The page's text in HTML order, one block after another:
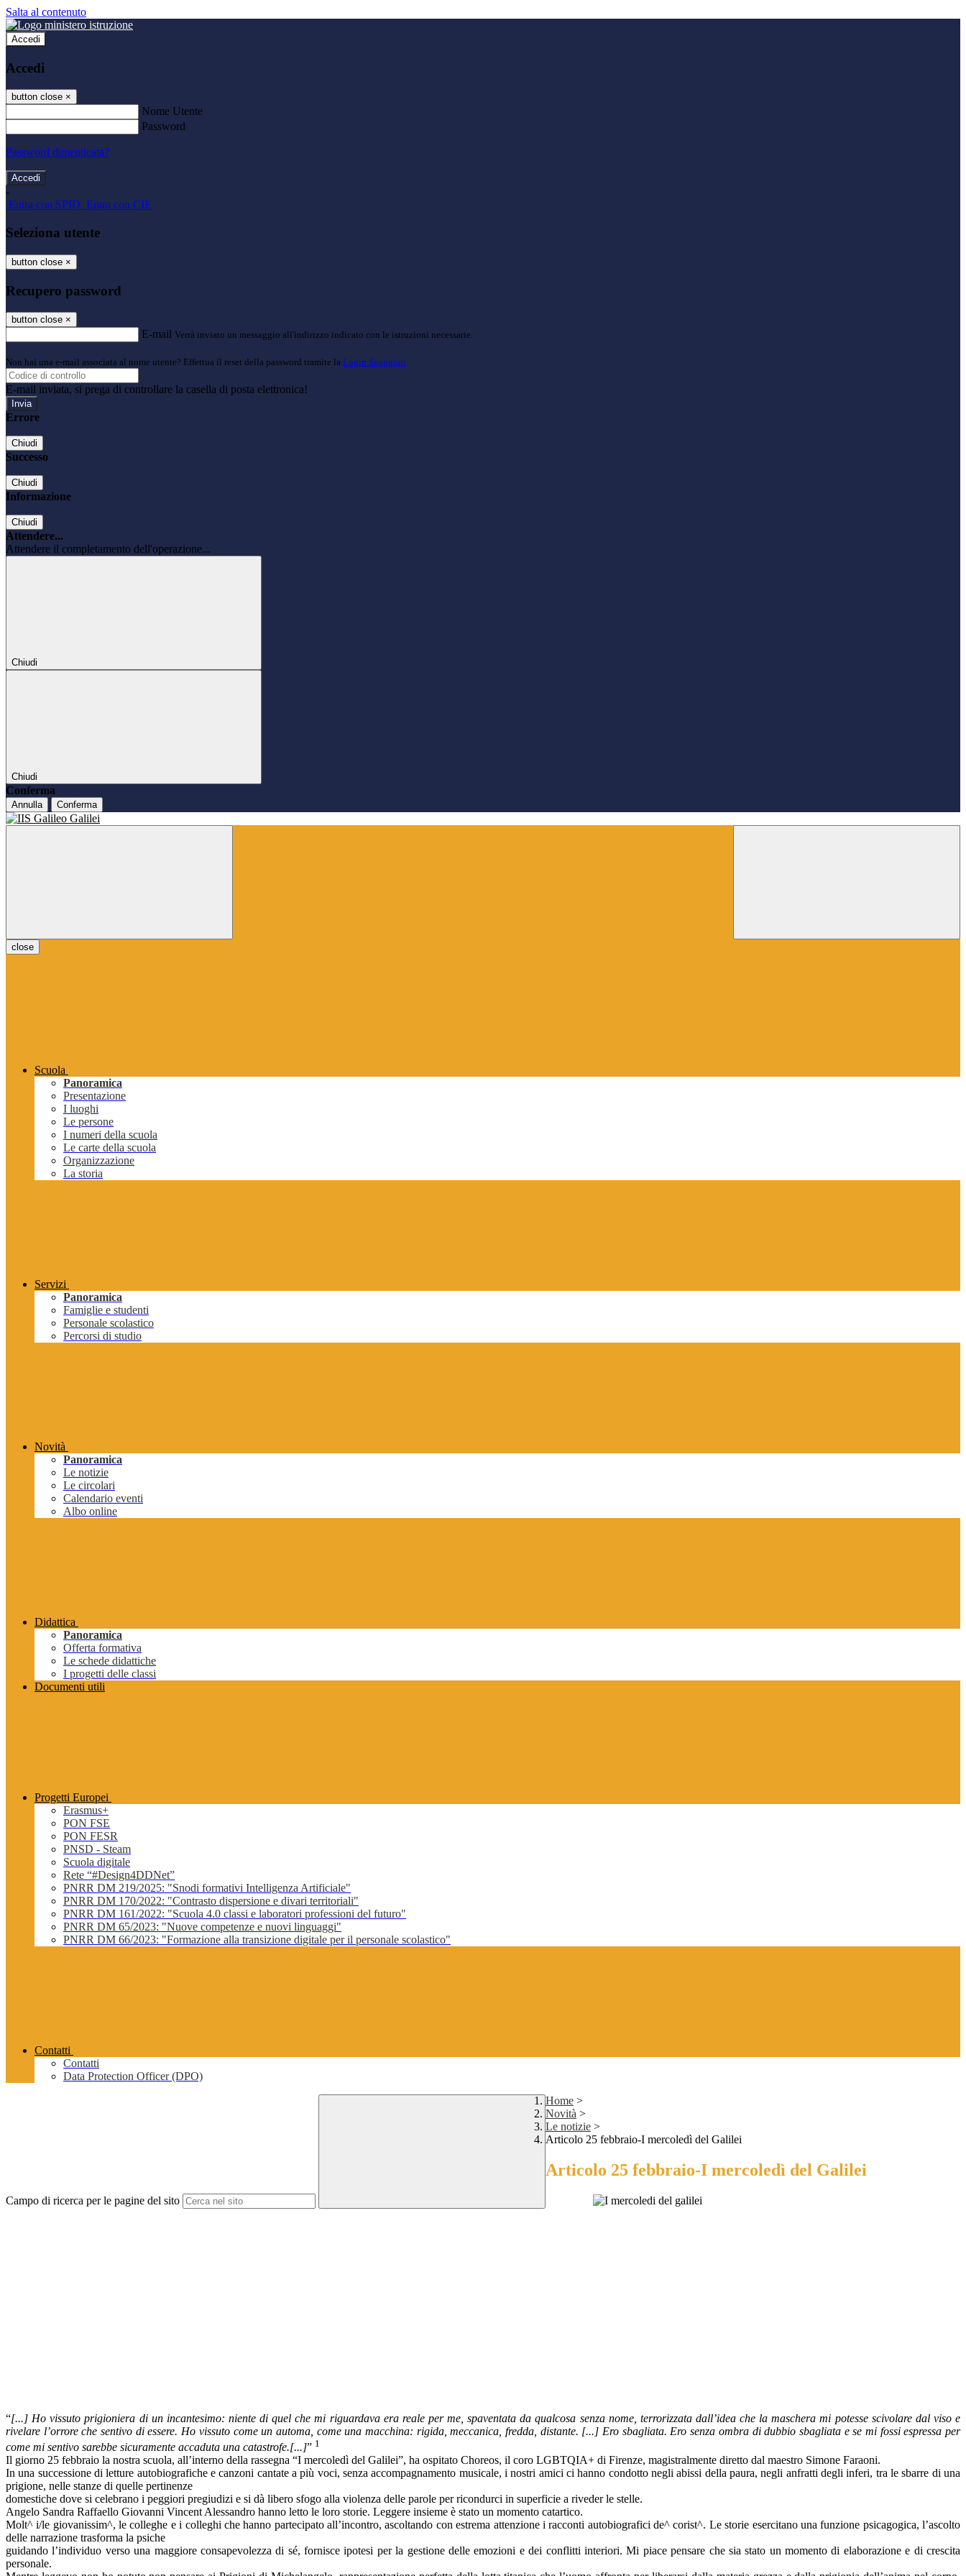
Salta al contenuto
Accedi
Accedi
button close ×
Nome Utente
Password
Password dimenticata?
-
Entra con SPID Entra con CIE
Seleziona utente
button close ×
Recupero password
button close ×
E-mail Verrà inviato un messaggio all'indirizzo indicato con le istruzioni necessarie.
Non hai una e-mail associata al nome utente? Effettua il reset della password tramite la Login Spaggiari
E-mail inviata, si prega di controllare la casella di posta elettronica!
Errore
Chiudi
Successo
Chiudi
Informazione
Chiudi
Attendere...
Attendere il completamento dell'operazione...
Chiudi
Chiudi
Conferma
Annulla Conferma
close
Scuola
Panoramica
Presentazione
I luoghi
Le persone
I numeri della scuola
Le carte della scuola
Organizzazione
La storia
Servizi
Panoramica
Famiglie e studenti
Personale scolastico
Percorsi di studio
Novità
Panoramica
Le notizie
Le circolari
Calendario eventi
Albo online
Didattica
Panoramica
Offerta formativa
Le schede didattiche
I progetti delle classi
Documenti utili
Progetti Europei
Erasmus+
PON FSE
PON FESR
PNSD - Steam
Scuola digitale
Rete “#Design4DDNet”
PNRR DM 219/2025: "Snodi formativi Intelligenza Artificiale"
PNRR DM 170/2022: "Contrasto dispersione e divari territoriali"
PNRR DM 161/2022: "Scuola 4.0 classi e laboratori professioni del futuro"
PNRR DM 65/2023: "Nuove competenze e nuovi linguaggi"
PNRR DM 66/2023: "Formazione alla transizione digitale per il personale scolastico"
Contatti
Contatti
Data Protection Officer (DPO)
Campo di ricerca per le pagine del sito
Home >
Novità >
Le notizie >
Articolo 25 febbraio-I mercoledì del Galilei
Articolo 25 febbraio-I mercoledì del Galilei
“[...] Ho vissuto prigioniera di un incantesimo: niente di quel che mi riguardava era reale per me, spaventata da qualcosa senza nome, terrorizzata dall’idea che la maschera mi potesse scivolare dal viso e
rivelare l’orrore che sentivo di essere. Ho vissuto come un automa, come una macchina: rigida, meccanica, fredda, distante. [...] Ero sbagliata. Ero senza ombra di dubbio sbagliata e se mi fossi espressa per
come mi sentivo sarebbe sicuramente accaduta una catastrofe.[...]” 1
Il giorno 25 febbraio la nostra scuola, all’interno della rassegna “I mercoledì del Galilei”, ha ospitato Choreos, il coro LGBTQIA+ di Firenze, magistralmente diretto dal maestro Simone Faraoni.
In una successione di letture autobiografiche e canzoni cantate a più voci, senza accompagnamento musicale, i nostri amici ci hanno condotto negli abissi della paura, negli anfratti degli inferi, tra le sbarre di una
prigione, nelle stanze di quelle pertinenze
domestiche dove si celebrano i peggiori pregiudizi e si dà libero sfogo alla violenza delle parole per ricondurci in superficie a riveder le stelle.
Angelo Sandra Raffaello Giovanni Vincent Alessandro hanno letto le loro storie. Leggere insieme è stato un momento catartico.
Molt^ i/le giovanissim^, le colleghe e i colleghi che hanno partecipato all’incontro, ascoltando con estrema attenzione i racconti autobiografici de^ corist^. Le storie esercitano una funzione psicagogica, l’ascolto
delle narrazione trasforma la psiche
guidando l’individuo verso una maggiore consapevolezza di sé, fornisce ipotesi per la gestione delle emozioni e dei conflitti interiori. Mi piace pensare che sia stato un momento di elaborazione e di crescita
personale.